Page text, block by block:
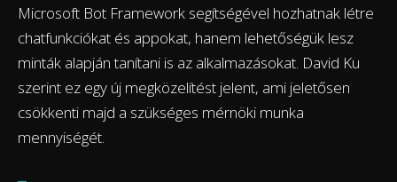
Microsoft Bot Framework segítségével hozhatnak létre
chatfunkciókat és appokat, hanem lehetőségük lesz
minták alapján tanítani is az alkalmazásokat. David Ku
szerint ez egy új megközelítést jelent, ami jeletősen
csökkenti majd a szükséges mérnöki munka
mennyiségét.